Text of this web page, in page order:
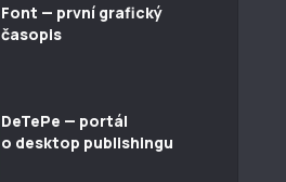
Font — první grafický
časopis
DeTePe — portál
o desktop publishingu